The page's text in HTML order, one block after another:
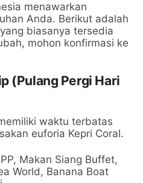
menawarkan
Anda. Berikut adalah
biasanya tersedia
mohon konfirmasi ke
(Pulang Pergi Hari
waktu terbatas
euforia Kepri Coral.
Makan Siang Buffet,
World, Banana Boat